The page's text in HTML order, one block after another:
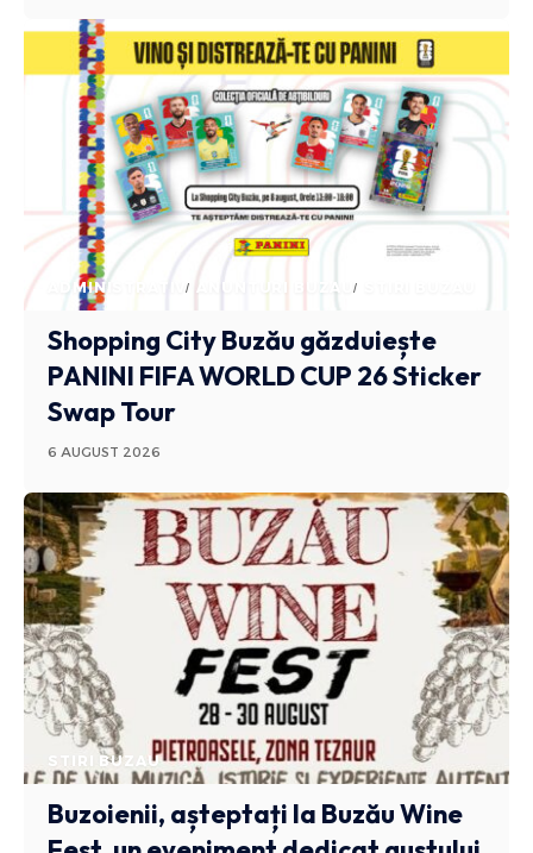
ADMINISTRATIV ANUNTURI BUZAU
Shopping City Buzău găzduiește
PANINI FIFA WORLD CUP 26 Sticker
Swap Tour
6 AUGUST 2026
STIRI BUZAU
Buzoienii, așteptați la Buzău Wine